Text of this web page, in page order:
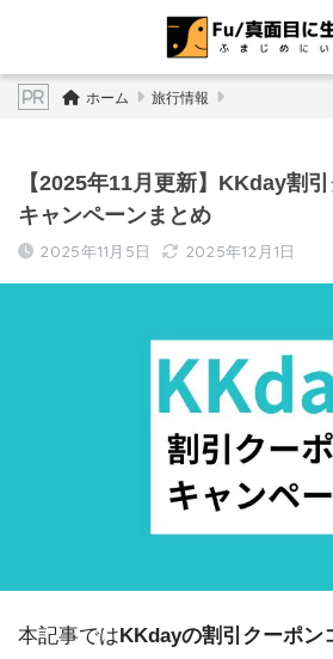
ホーム 旅行情報
【2025年11月更新】KKday割
キャンペーンまとめ
2025年11月5日 2025年12月1日
本記事ではKKdayの割引クーポン